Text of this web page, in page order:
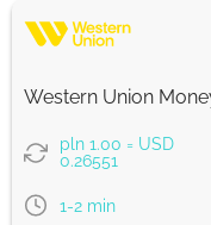
26.44 USD
Prowizja Strumok,
Western Union
pln 1.00 = USD
0.26551
1-2 min